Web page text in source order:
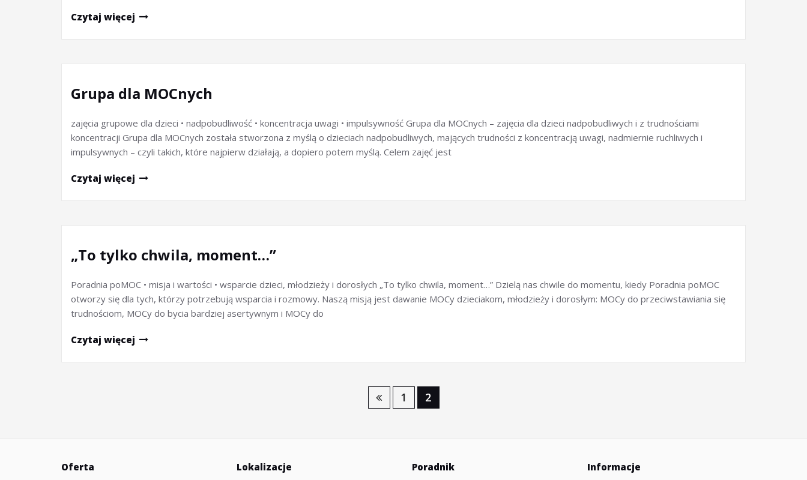
Czytaj więcej
Grupa dla MOCnych
zajęcia grupowe dla dzieci • nadpobudliwość • koncentracja uwagi • impulsywność Grupa dla MOCnych – zajęcia dla dzieci nadpobudliwych i z trudnościami
koncentracji Grupa dla MOCnych została stworzona z myślą o dzieciach nadpobudliwych, mających trudności z koncentracją uwagi, nadmiernie ruchliwych i
impulsywnych – czyli takich, które najpierw działają, a dopiero potem myślą. Celem zajęć jest
Czytaj więcej
„To tylko chwila, moment…”
Poradnia poMOC • misja i wartości • wsparcie dzieci, młodzieży i dorosłych „To tylko chwila, moment…” Dzielą nas chwile do momentu, kiedy Poradnia poMOC
otworzy się dla tych, którzy potrzebują wsparcia i rozmowy. Naszą misją jest dawanie MOCy dzieciakom, młodzieży i dorosłym: MOCy do przeciwstawiania się
trudnościom, MOCy do bycia bardziej asertywnym i MOCy do
Czytaj więcej
1 2
Oferta Lokalizacje Poradnik Informacje